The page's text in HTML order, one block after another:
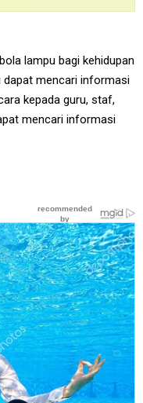
lampu bagi kehidupan
dapat mencari informasi
kepada guru, staf,
mencari informasi